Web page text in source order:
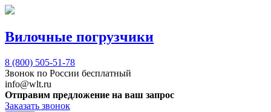
Вилочные погрузчики
8 (800) 505-51-78
Звонок по России бесплатный
info@wlt.ru
Отправим предложение на ваш запрос
Заказать звонок